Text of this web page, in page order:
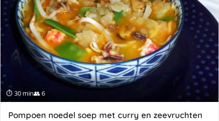
⏱ 30 min👥 6
Pompoen noedel soep met curry en zeevruchten